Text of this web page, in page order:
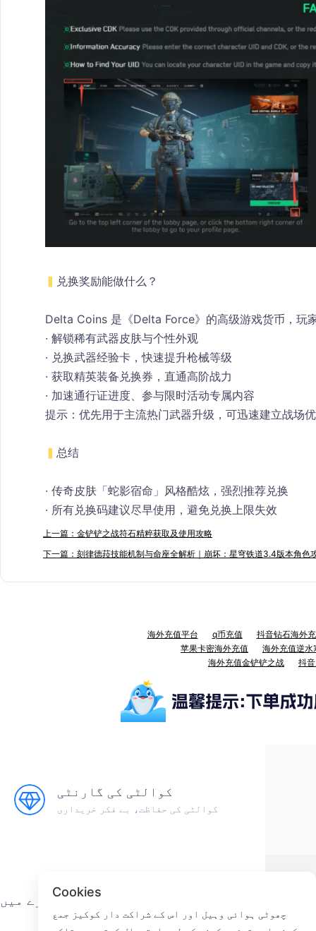
▍ 兑换奖励能做什么？
Delta Coins 是《Delta Force》的高级游戏货币，玩
· 解锁稀有武器皮肤与个性外观
· 兑换武器经验卡，快速提升枪械等级
· 获取精英装备兑换券， 直通高阶战力
· 加速通行证进度、参与限时活动专属内容
提示：优先用于主流热门武器升级，可迅速建立战场
▍ 总结
· 传奇皮肤「蛇影宿命」风格酷炫，强烈推荐兑换
· 所有兑换码建议尽早使用 ，避免兑换上限失效
上一篇：金铲铲之战符石精粹获取及使用攻略​
下一篇：刻律德菈技能机制与命座全解析｜崩坏：星穹铁道3.4版本角色
海外充值平台 q币充值
抖音钻石海外
苹果卡密海外充值
海外充值逆水
海外充值金铲铲之战
抖
کوالٹی کی گارنٹی
کوالٹی کی حفاظت، بے فکر خریداری
تھوڑی سی مچھلی کے بارے میں
Cookies
چھوٹی ہوائی وہیل اور اس کے شراکت دار کوکیز جمع